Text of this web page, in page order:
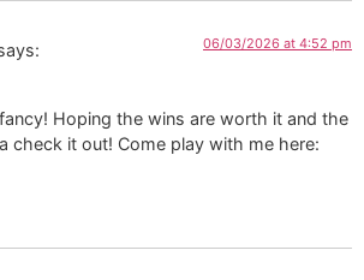
06/03/2026 at 4:52 pm
Hoping the wins are worth it and the
check it out! Come play with me here: